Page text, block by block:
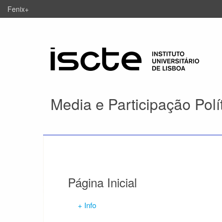
Fenix+
Media e Participação
Página Inicial
+ Info